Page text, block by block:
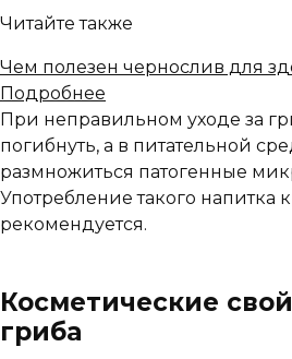
Читайте также
Чем полезен чернослив для
Подробнее
При неправильном уходе за
погибнуть, а в питательной
размножиться патогенные
Употребление такого напитка
рекомендуется.
Косметические
гриба